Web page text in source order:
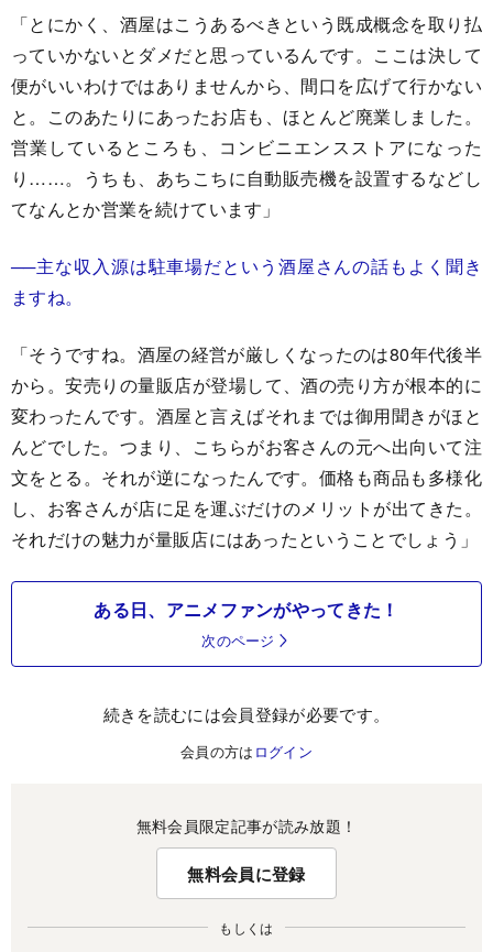
「とにかく、酒屋はこうあるべきという既成概念を取り払
っていかないとダメだと思っているんです。ここは決して
便がいいわけではありませんから、間口を広げて行かない
と。このあたりにあったお店も、ほとんど廃業しました。
営業しているところも、コンビニエンスストアになった
り……。うちも、あちこちに自動販売機を設置するなどし
てなんとか営業を続けています」
──主な収入源は駐車場だという酒屋さんの話もよく聞き
ますね。
「そうですね。酒屋の経営が厳しくなったのは80年代後半
から。安売りの量販店が登場して、酒の売り方が根本的に
変わったんです。酒屋と言えばそれまでは御用聞きがほと
んどでした。つまり、こちらがお客さんの元へ出向いて注
文をとる。それが逆になったんです。価格も商品も多様化
し、お客さんが店に足を運ぶだけのメリットが出てきた。
それだけの魅力が量販店にはあったということでしょう」
ある日、アニメファンがやってきた！
次のページ
続きを読むには会員登録が必要です。
会員の方は ログイン
無料会員限定記事が読み放題！
無料会員に登録
もしくは